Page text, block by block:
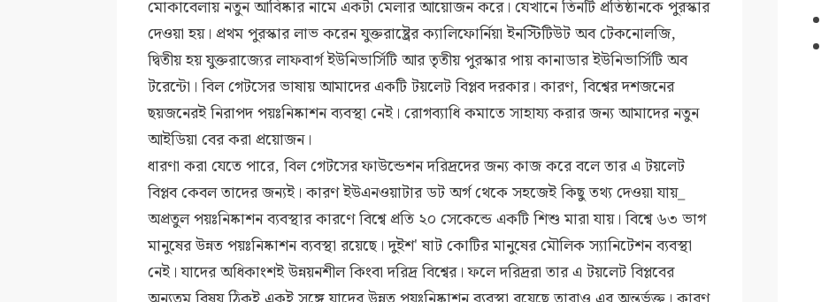
মোকাবেলায় নতুন আবিষ্কার নামে একটা মেলার আয়োজন করে। যেখানে তিনটি প্রতিষ্ঠানকে পুরস্কার
দেওয়া হয়। প্রথম পুরস্কার লাভ করেন যুক্তরাষ্ট্রের ক্যালিফোর্নিয়া ইনস্টিটিউট অব টেকনোলজি,
দ্বিতীয় হয় যুক্তরাজ্যের লাফবার্গ ইউনিভার্সিটি আর তৃতীয় পুরস্কার পায় কানাডার ইউনিভার্সিটি অব
টরেন্টো। বিল গেটসের ভাষায় আমাদের একটি টয়লেট বিপ্লব দরকার। কারণ, বিশ্বের দশজনের
ছয়জনেরই নিরাপদ পয়ঃনিষ্কাশন ব্যবস্থা নেই। রোগব্যাধি কমাতে সাহায্য করার জন্য আমাদের নতুন
আইডিয়া বের করা প্রয়োজন।
ধারণা করা যেতে পারে, বিল গেটসের ফাউন্ডেশন দরিদ্রদের জন্য কাজ করে বলে তার এ টয়লেট
বিপ্লব কেবল তাদের জন্যই। কারণ ইউএনওয়াটার ডট অর্গ থেকে সহজেই কিছু তথ্য দেওয়া যায়_
অপ্রতুল পয়ঃনিষ্কাশন ব্যবস্থার কারণে বিশ্বে প্রতি ২০ সেকেন্ডে একটি শিশু মারা যায়। বিশ্বে ৬৩ ভাগ
মানুষের উন্নত পয়ঃনিষ্কাশন ব্যবস্থা রয়েছে। দুইশ' ষাট কোটির মানুষের মৌলিক স্যানিটেশন ব্যবস্থা
নেই। যাদের অধিকাংশই উন্নয়নশীল কিংবা দরিদ্র বিশ্বের। ফলে দরিদ্ররা তার এ টয়লেট বিপ্লবের